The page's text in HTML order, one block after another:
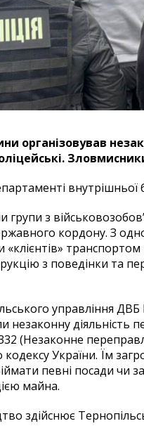
організовував
внутрішньої
з
кордону. З
«клієнтів»
з поведінки та
управління ДВБ
незаконну
(Незаконне
України. Їм
певні посади чи
майна.
здійснює